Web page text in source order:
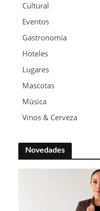
Cultural
Eventos
Gastronomía
Hoteles
Lugares
Mascotas
Música
Vinos & Cerveza
Novedades